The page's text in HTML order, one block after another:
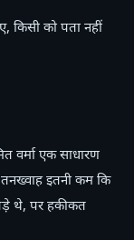
किसी को पता नहीं
वर्मा एक साधारण
इतनी कम कि
थे, पर हकीकत